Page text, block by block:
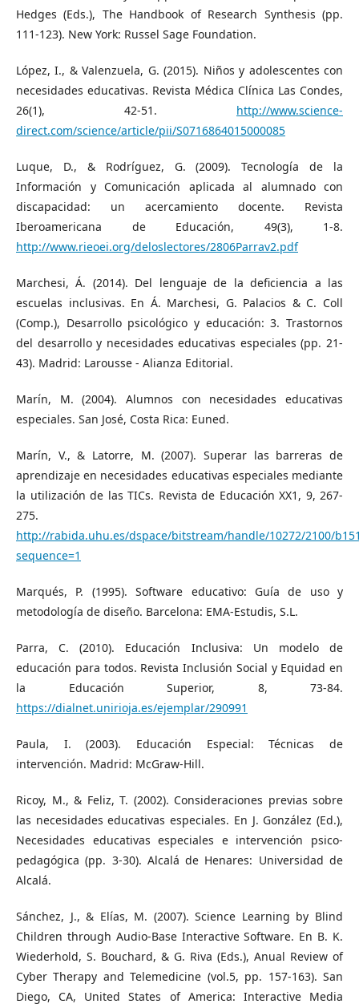
Hedges (Eds.), The Handbook of Research Synthesis (pp.
111-123). New York: Russel Sage Foundation.
López, I., & Valenzuela, G. (2015). Niños y adolescentes con
necesidades educativas. Revista Médica Clínica Las Condes,
26(1), 42-51. http://www.science-
direct.com/science/article/pii/S0716864015000085
Luque, D., & Rodríguez, G. (2009). Tecnología de la
Información y Comunicación aplicada al alumnado con
discapacidad: un acercamiento docente. Revista
Iberoamericana de Educación, 49(3), 1-8.
http://www.rieoei.org/deloslectores/2806Parrav2.pdf
Marchesi, Á. (2014). Del lenguaje de la deficiencia a las
escuelas inclusivas. En Á. Marchesi, G. Palacios & C. Coll
(Comp.), Desarrollo psicológico y educación: 3. Trastornos
del desarrollo y necesidades educativas especiales (pp. 21-
43). Madrid: Larousse - Alianza Editorial.
Marín, M. (2004). Alumnos con necesidades educativas
especiales. San José, Costa Rica: Euned.
Marín, V., & Latorre, M. (2007). Superar las barreras de
aprendizaje en necesidades educativas especiales mediante
la utilización de las TICs. Revista de Educación XX1, 9, 267-
275.
http://rabida.uhu.es/dspace/bitstream/handle/10272/2100/
sequence=1
Marqués, P. (1995). Software educativo: Guía de uso y
metodología de diseño. Barcelona: EMA-Estudis, S.L.
Parra, C. (2010). Educación Inclusiva: Un modelo de
educación para todos. Revista Inclusión Social y Equidad en
la Educación Superior, 8, 73-84.
https://dialnet.unirioja.es/ejemplar/290991
Paula, I. (2003). Educación Especial: Técnicas de
intervención. Madrid: McGraw-Hill.
Ricoy, M., & Feliz, T. (2002). Consideraciones previas sobre
las necesidades educativas especiales. En J. González (Ed.),
Necesidades educativas especiales e intervención psico-
pedagógica (pp. 3-30). Alcalá de Henares: Universidad de
Alcalá.
Sánchez, J., & Elías, M. (2007). Science Learning by Blind
Children through Audio-Base Interactive Software. En B. K.
Wiederhold, S. Bouchard, & G. Riva (Eds.), Anual Review of
Cyber Therapy and Telemedicine (vol.5, pp. 157-163). San
Diego, CA, United States of America: Interactive Media